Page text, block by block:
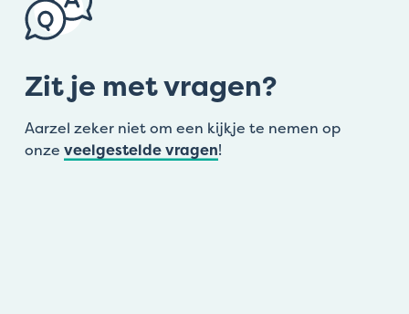
Zit je met vragen?
Aarzel zeker niet om een kijkje te nemen op
onze veelgestelde vragen!